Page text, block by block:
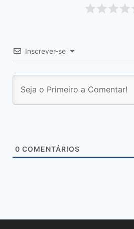
Inscrever-se
0 COMENTÁRIOS